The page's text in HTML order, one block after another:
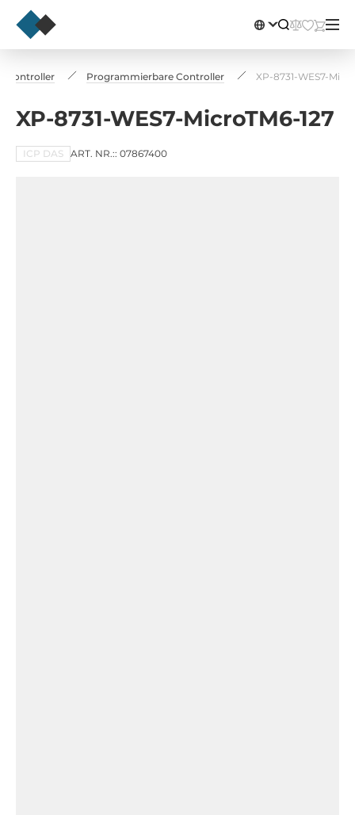
Controller Programmierbare Controller XP-8731-WES7-
XP-8731-WES7-MicroTM6-127
ICP DAS ART. NR.:: 07867400